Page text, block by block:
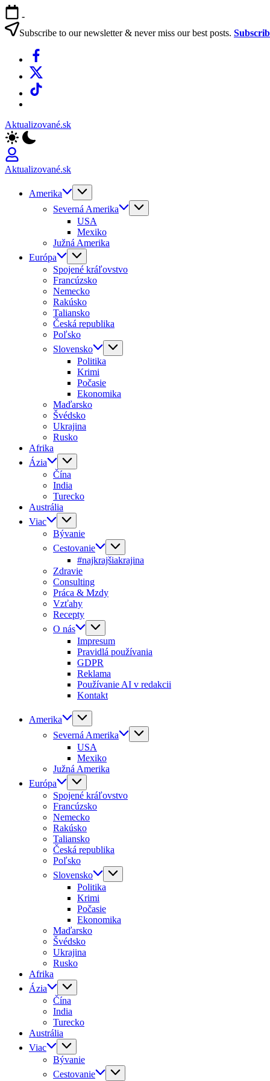
Skip
to
content
-
Subscribe to our newsletter & never miss our best posts.
Facebook
X
TikTok
Aktualizované.sk
Aktualizované.sk
Amerika
Severná Amerika
USA
Mexiko
Južná Amerika
Európa
Spojené kráľovstvo
Francúzsko
Nemecko
Rakúsko
Taliansko
Česká republika
Poľsko
Slovensko
Politika
Krimi
Počasie
Ekonomika
Maďarsko
Švédsko
Ukrajina
Rusko
Afrika
Ázia
Čína
India
Turecko
Austrália
Viac
Bývanie
Cestovanie
#najkrajšiakrajina
Zdravie
Consulting
Práca & Mzdy
Vzťahy
Recepty
O nás
Impresum
Pravidlá používania
GDPR
Reklama
Používanie AI v redakcii
Kontakt
Amerika
Severná Amerika
USA
Mexiko
Južná Amerika
Európa
Spojené kráľovstvo
Francúzsko
Nemecko
Rakúsko
Taliansko
Česká republika
Poľsko
Slovensko
Politika
Krimi
Počasie
Ekonomika
Maďarsko
Švédsko
Ukrajina
Rusko
Afrika
Ázia
Čína
India
Turecko
Austrália
Viac
Bývanie
Cestovanie